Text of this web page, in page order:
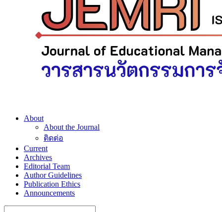
About
About the Journal
ติดต่อ
Current
Archives
Editorial Team
Author Guidelines
Publication Ethics
Announcements